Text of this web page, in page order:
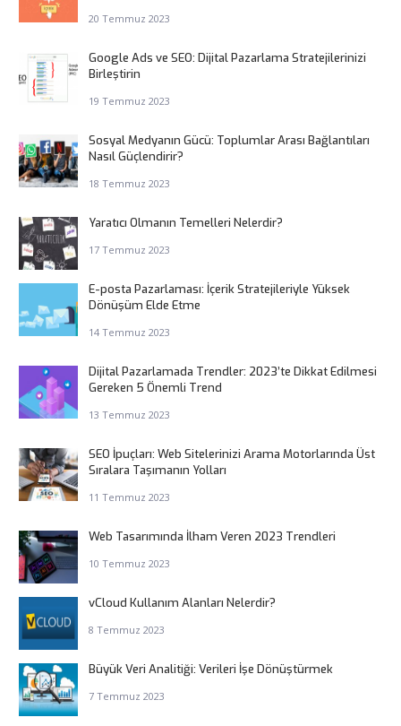
20 Temmuz 2023
Google Ads ve SEO: Dijital Pazarlama Stratejilerinizi
Birleştirin
19 Temmuz 2023
Sosyal Medyanın Gücü: Toplumlar Arası Bağlantıları
Nasıl Güçlendirir?
18 Temmuz 2023
Yaratıcı Olmanın Temelleri Nelerdir?
17 Temmuz 2023
E-posta Pazarlaması: İçerik Stratejileriyle Yüksek
Dönüşüm Elde Etme
14 Temmuz 2023
Dijital Pazarlamada Trendler: 2023’te Dikkat Edilmesi
Gereken 5 Önemli Trend
13 Temmuz 2023
SEO İpuçları: Web Sitelerinizi Arama Motorlarında Üst
Sıralara Taşımanın Yolları
11 Temmuz 2023
Web Tasarımında İlham Veren 2023 Trendleri
10 Temmuz 2023
vCloud Kullanım Alanları Nelerdir?
8 Temmuz 2023
Büyük Veri Analitiği: Verileri İşe Dönüştürmek
7 Temmuz 2023